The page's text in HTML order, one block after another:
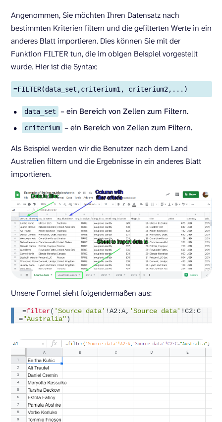
Angenommen, Sie möchten Ihren Datensatz nach
bestimmten Kriterien filtern und die gefilterten Werte in ein
anderes Blatt importieren. Dies können Sie mit der
Funktion FILTER tun, die im obigen Beispiel vorgestellt
wurde. Hier ist die Syntax:
=FILTER(data_set,criterium1, criterium2,...)
data_set – ein Bereich von Zellen zum Filtern.
criterium – ein Bereich von Zellen zum Filtern.
Als Beispiel werden wir die Benutzer nach dem Land
Australien filtern und die Ergebnisse in ein anderes Blatt
importieren.
Unsere Formel sieht folgendermaßen aus:
=filter( 'Source data' !A2:A, 'Source data' !C2:C
="Australia" )